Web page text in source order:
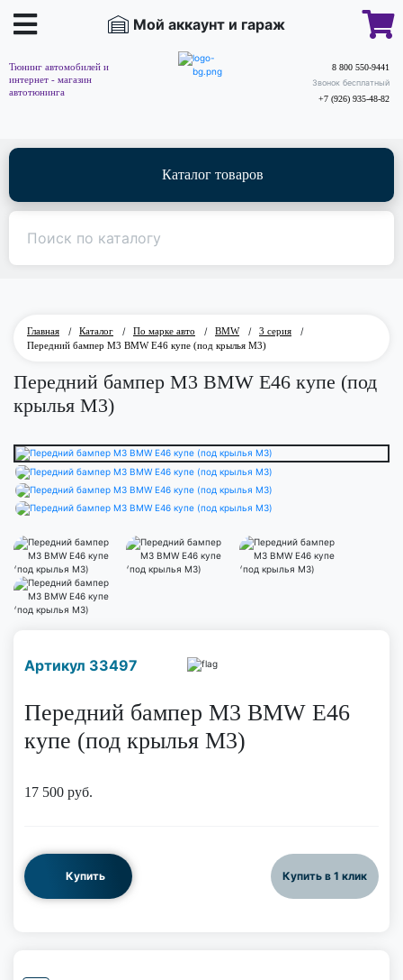
Мой аккаунт и гараж
Тюнинг автомобилей и
интернет - магазин
автотюнинга
8 800 550-9441
Звонок бесплатный
+7 (926) 935-48-82
Каталог товаров
Главная / Каталог / По марке авто / BMW / 3 серия
/
Передний бампер M3 BMW E46 купе (под крылья M3)
Передний бампер M3 BMW E46 купе (под
крылья M3)
Артикул 33497
Передний бампер M3 BMW E46
купе (под крылья M3)
17 500 руб.
Купить Купить в 1 клик